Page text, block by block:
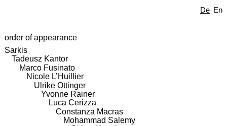
De En
order of appearance
Sarkis
Tadeusz Kantor
Marco Fusinato
Nicole L’Huillier
Ulrike Ottinger
Yvonne Rainer
Luca Cerizza
Constanza Macras
Mohammad Salemy